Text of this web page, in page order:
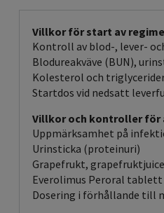
Villkor för start av
Kontroll av blod-, lever-
Blodureakväve (BUN),
Kolesterol och
Startdos vid nedsatt
Villkor och kontroller för
Uppmärksamhet på
Urinsticka (proteinuri)
Grapefrukt,
Everolimus Peroral tablett
Dosering i förhållande till